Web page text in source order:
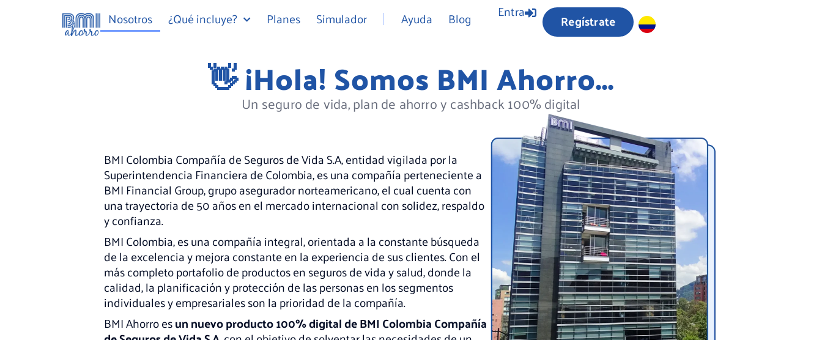
Nosotros ¿Qué incluye? Planes Simulador Ayuda Blog Entra Regístrate
👋 ¡Hola! Somos BMI Ahorro...
Un seguro de vida, plan de ahorro y cashback 100% digital
BMI Colombia Compañía de Seguros de Vida S.A, entidad vigilada por la
Superintendencia Financiera de Colombia, es una compañía perteneciente a
BMI Financial Group, grupo asegurador norteamericano, el cual cuenta con
una trayectoria de 50 años en el mercado internacional con solidez, respaldo
y confianza.
BMI Colombia, es una compañía integral, orientada a la constante búsqueda
de la excelencia y mejora constante en la experiencia de sus clientes. Con el
más completo portafolio de productos en seguros de vida y salud, donde la
calidad, la planificación y protección de las personas en los segmentos
individuales y empresariales son la prioridad de la compañía.
BMI Ahorro esun nuevo producto 100% digital de BMI Colombia Compañía